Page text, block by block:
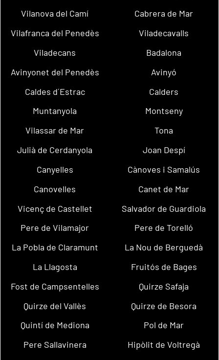
Vilanova del Camí
Cabrera de Mar
Vilafranca del Penedès
Viladecavalls
Viladecans
Badalona
Avinyonet del Penedès
Avinyó
Caldes d´Estrac
Calders
Muntanyola
Montseny
Vilassar de Mar
Tona
Julià de Cerdanyola
Joan Despí
Canyelles
Cànoves i Samalús
Canovelles
Canet de Mar
Vicenç de Castellet
Salvador de Guardiola
Pere de Vilamajor
Pere de Torelló
La Pobla de Claramunt
La Nou de Berguedà
La Llagosta
Fruitós de Bages
Fost de Campsentelles
Quirze Safaja
Quirze del Vallès
Quirze de Besora
Quintí de Mediona
Pol de Mar
Pere Sallavinera
Hipòlit de Voltregà